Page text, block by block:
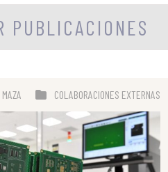
COLABORACIONES EXTERNAS